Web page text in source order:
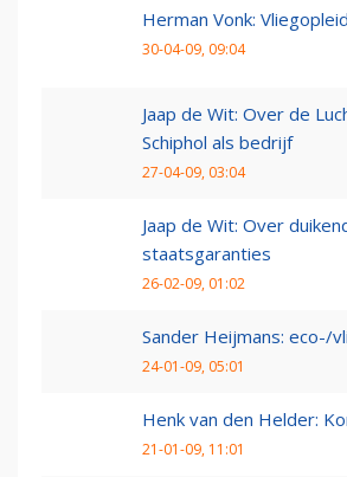
Herman Vonk:
30-04-09, 09:04
Jaap de Wit: Over de
Schiphol als bedrijf
27-04-09, 03:04
Jaap de Wit: Over
staatsgaranties
26-02-09, 01:02
Sander Heijmans: eco-/
24-01-09, 05:01
Henk van den Helder:
21-01-09, 11:01